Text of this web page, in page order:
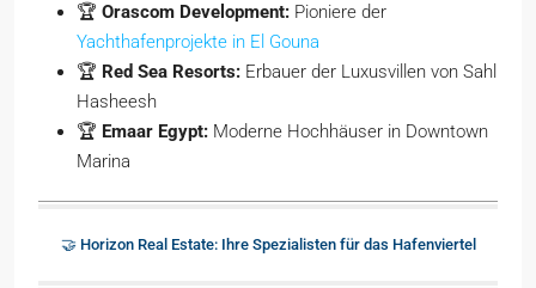
🏆 Orascom Development: Pioniere der
Yachthafenprojekte in El Gouna
🏆 Red Sea Resorts: Erbauer der Luxusvillen von Sahl
Hasheesh
🏆 Emaar Egypt: Moderne Hochhäuser in Downtown
Marina
🤝 Horizon Real Estate: Ihre Spezialisten für das Hafenviertel